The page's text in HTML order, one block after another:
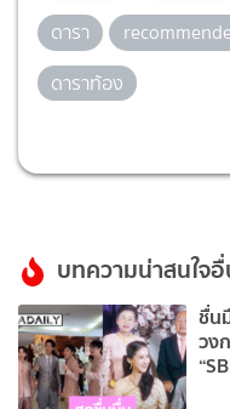
ดารา
ดาราท้อง
บทความน่าสนใจ
ชื่น
วง